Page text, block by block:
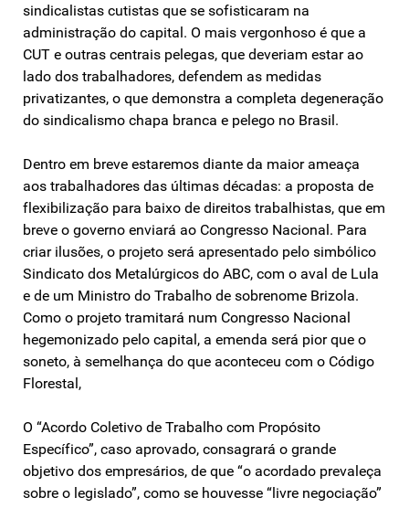
sindicalistas cutistas que se sofisticaram na
administração do capital. O mais vergonhoso é que a
CUT e outras centrais pelegas, que deveriam estar ao
lado dos trabalhadores, defendem as medidas
privatizantes, o que demonstra a completa degeneração
do sindicalismo chapa branca e pelego no Brasil.
Dentro em breve estaremos diante da maior ameaça
aos trabalhadores das últimas décadas: a proposta de
flexibilização para baixo de direitos trabalhistas, que em
breve o governo enviará ao Congresso Nacional. Para
criar ilusões, o projeto será apresentado pelo simbólico
Sindicato dos Metalúrgicos do ABC, com o aval de Lula
e de um Ministro do Trabalho de sobrenome Brizola.
Como o projeto tramitará num Congresso Nacional
hegemonizado pelo capital, a emenda será pior que o
soneto, à semelhança do que aconteceu com o Código
Florestal,
O “Acordo Coletivo de Trabalho com Propósito
Específico”, caso aprovado, consagrará o grande
objetivo dos empresários, de que “o acordado prevaleça
sobre o legislado”, como se houvesse “livre negociação”